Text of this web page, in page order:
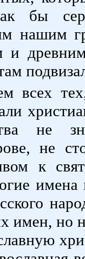
бы
нашим
и
всех
не
не
к
имена
имен, но